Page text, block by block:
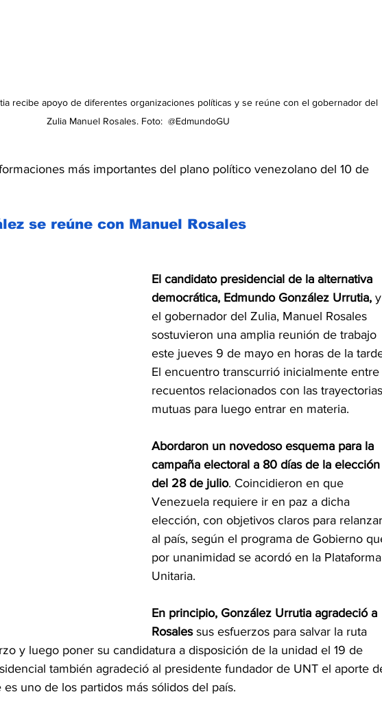
recibe apoyo de diferentes organizaciones políticas y se reúne con el gobernador del
Zulia Manuel Rosales. Foto:  @EdmundoGU
más importantes del plano político venezolano del 10 de
se reúne con Manuel Rosales
El candidato presidencial de la alternativa
democrática, Edmundo González Urrutia,
el gobernador del Zulia, Manuel Rosales
sostuvieron una amplia reunión de trabajo
este jueves 9 de mayo en horas de la
El encuentro transcurrió inicialmente entre
recuentos relacionados con las
mutuas para luego entrar en materia.
Abordaron un novedoso esquema para la
campaña electoral a 80 días de la
del 28 de julio. Coincidieron en que
Venezuela requiere ir en paz a dicha
elección, con objetivos claros para
al país, según el programa de Gobierno
por unanimidad se acordó en la
Unitaria.
En principio, González Urrutia agradeció a
Rosales sus esfuerzos para salvar la ruta
y luego poner su candidatura a disposición de la unidad el 19 de
también agradeció al presidente fundador de UNT el aporte
uno de los partidos más sólidos del país.